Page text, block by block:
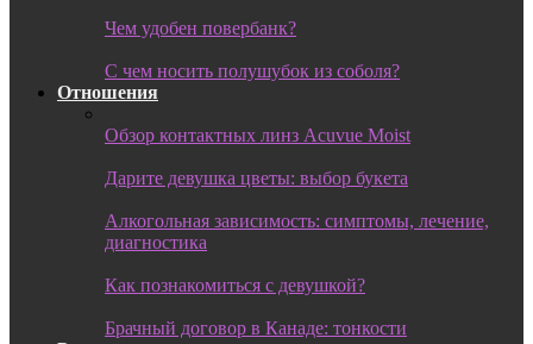
Чем удобен повербанк?
С чем носить полушубок из соболя?
Отношения
Обзор контактных линз Acuvue Moist
Дарите девушка цветы: выбор букета
Алкогольная зависимость: симптомы, лечение,
диагностика
Как познакомиться с девушкой?
Брачный договор в Канаде: тонкости